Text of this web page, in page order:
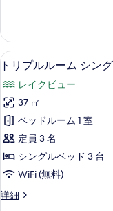
す
る
ッ
ド
1
台
レ
イ
ク
ビ
ュ
ー
ー
ム
キ
グ
ベ
ッ
ド
台
レ
イ
ク
ビ
ト
プ
ル
ル
ー
ム
ン
8
トリプルルーム シン
レイクビュー
37 ㎡
ベッドルーム 1 室
定員 3 名
シングルベッド 3 台
WiFi (無料)
詳細
ト